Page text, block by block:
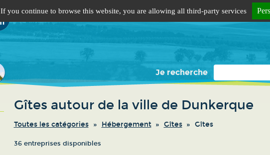
Je recherche
Gîtes autour de la ville de Dunkerque
Toutes les catégories Hébergement Gîtes Gîtes
36 entreprises disponibles
If you continue to browse this website, you are allowing all third-party services